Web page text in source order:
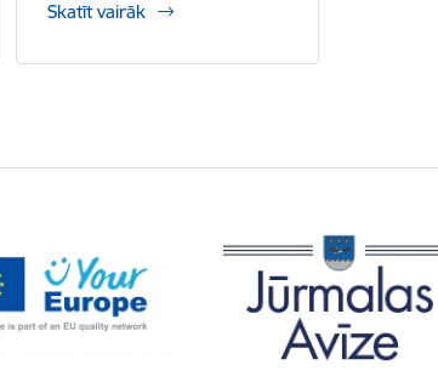
Skatīt vairāk